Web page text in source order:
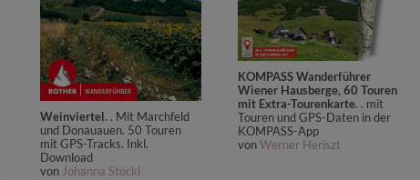
Weinviertel. . Mit Marchfeld
und Donauauen. 50 Touren
mit GPS-Tracks. Inkl.
Download
von Johanna Stöckl
KOMPASS Wanderführer
Wiener Hausberge, 60 Touren
mit Extra-Tourenkarte. . mit
Touren und GPS-Daten in der
KOMPASS-App
vonWerner Heriszt